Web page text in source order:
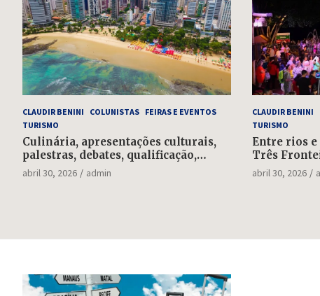
CLAUDIR BENINI COLUNISTAS FEIRAS E EVENTOS
TURISMO
Culinária, apresentações culturais,
palestras, debates, qualificação,
rodada de negócios: falta uma
semana para o Salão do Turismo
abril 30, 2026 admin
CLAUDIR BENINI
TURISMO
Entre rios e
Três
feriadão de
abril 30, 2026